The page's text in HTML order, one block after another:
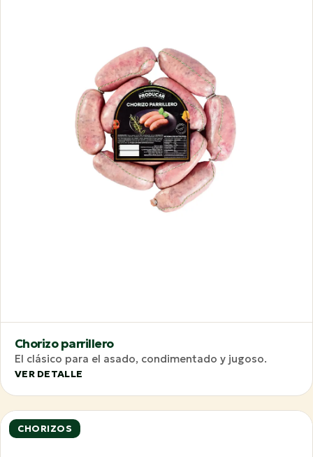
Chorizo parrillero
El clásico para el asado, condimentado y jugoso.
VER DETALLE
CHORIZOS